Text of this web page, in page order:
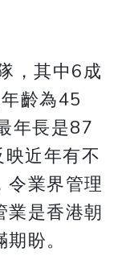
，其中6成
齡為45
年長是87
近年有不
令業界管理
業是香港朝
盼。